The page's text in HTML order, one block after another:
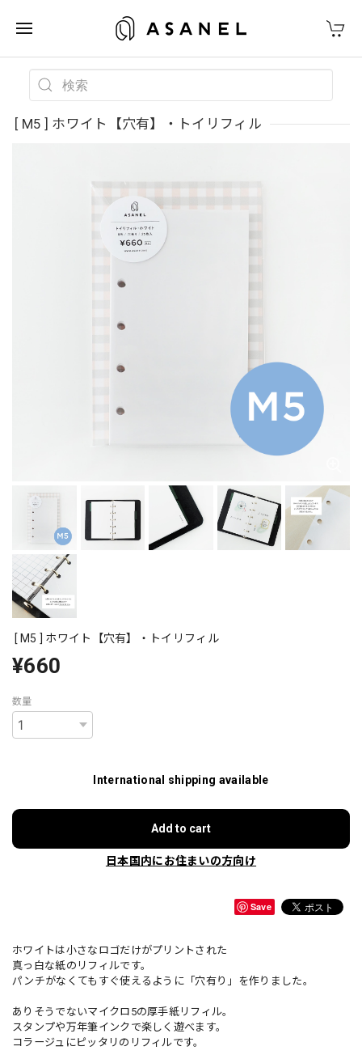
[ M5 ] ホワイト【穴有】・トイリフィル
[ M5 ] ホワイト【穴有】・トイリフィル
¥660
数量
International shipping available
Add to cart
日本国内にお住まいの方向け
Save
ホワイトは小さなロゴだけがプリントされた
真っ白な紙のリフィルです。
パンチがなくてもすぐ使えるように「穴有り」を作りました。
ありそうでないマイクロ5の厚手紙リフィル。
スタンプや万年筆インクで楽しく遊べます。
コラージュにピッタリのリフィルです。